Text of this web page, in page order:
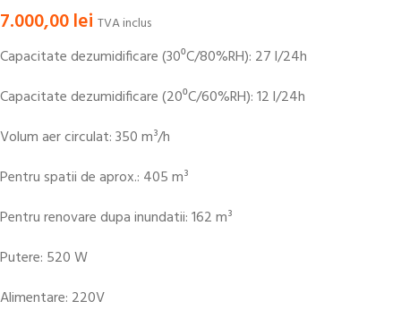
7.000,00lei TVA inclus
Capacitate dezumidificare (30⁰C/80%RH): 27 l/24h
Capacitate dezumidificare (20⁰C/60%RH): 12 l/24h
Volum aer circulat: 350 m³/h
Pentru spatii de aprox.: 405 m³
Pentru renovare dupa inundatii: 162 m³
Putere: 520 W
Alimentare: 220V